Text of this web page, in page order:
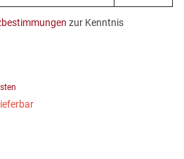
zur Kenntnis